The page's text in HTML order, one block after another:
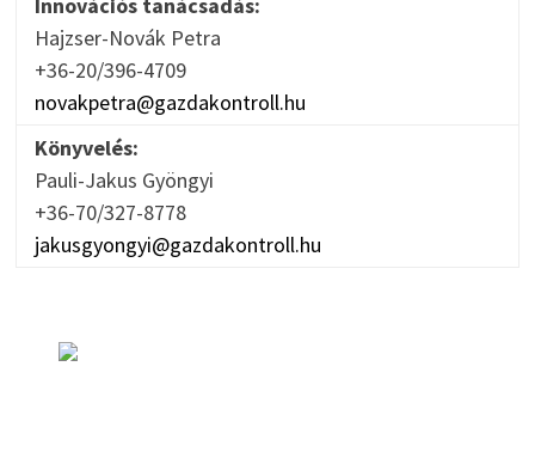
Innovációs tanácsadás:
Hajzser-Novák Petra
+36-20/396-4709
novakpetra@gazdakontroll.hu
Könyvelés:
Pauli-Jakus Gyöngyi
+36-70/327-8778
jakusgyongyi@gazdakontroll.hu